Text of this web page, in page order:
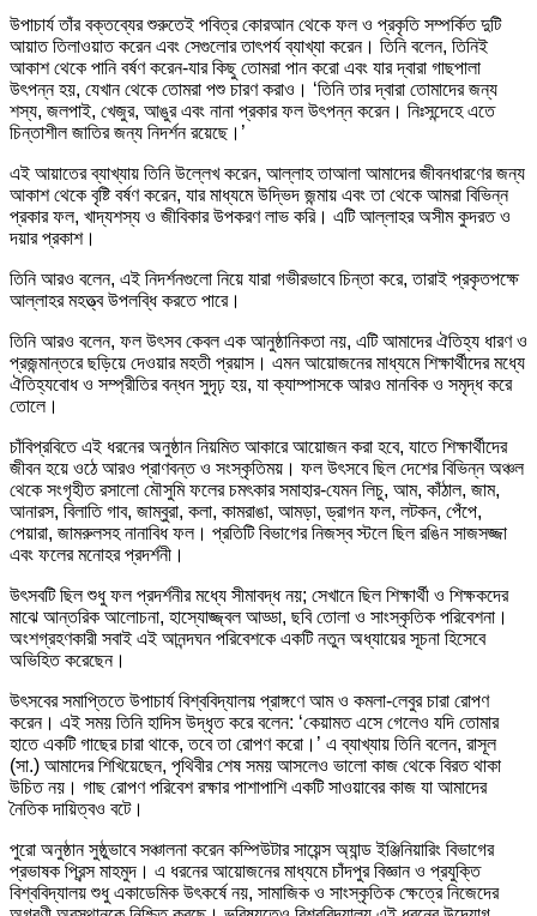
উপাচার্য তাঁর বক্তব্যের শুরুতেই পবিত্র কোরআন থেকে ফল ও প্রকৃতি সম্পর্কিত দুটি
আয়াত তিলাওয়াত করেন এবং সেগুলোর তাৎপর্য ব্যাখ্যা করেন। তিনি বলেন, তিনিই
আকাশ থেকে পানি বর্ষণ করেন-যার কিছু তোমরা পান করো এবং যার দ্বারা গাছপালা
উৎপন্ন হয়, যেখান থেকে তোমরা পশু চারণ করাও। ‘তিনি তার দ্বারা তোমাদের জন্য
শস্য, জলপাই, খেজুর, আঙুর এবং নানা প্রকার ফল উৎপন্ন করেন। নিঃসন্দেহে এতে
চিন্তাশীল জাতির জন্য নিদর্শন রয়েছে।’
এই আয়াতের ব্যাখ্যায় তিনি উল্লেখ করেন, আল্লাহ তাআলা আমাদের জীবনধারণের জন্য
আকাশ থেকে বৃষ্টি বর্ষণ করেন, যার মাধ্যমে উদ্ভিদ জন্মায় এবং তা থেকে আমরা বিভিন্ন
প্রকার ফল, খাদ্যশস্য ও জীবিকার উপকরণ লাভ করি। এটি আল্লাহর অসীম কুদরত ও
দয়ার প্রকাশ।
তিনি আরও বলেন, এই নিদর্শনগুলো নিয়ে যারা গভীরভাবে চিন্তা করে, তারাই প্রকৃতপক্ষে
আল্লাহর মহত্ত্ব উপলব্ধি করতে পারে।
তিনি আরও বলেন, ফল উৎসব কেবল এক আনুষ্ঠানিকতা নয়, এটি আমাদের ঐতিহ্য ধারণ ও
প্রজন্মান্তরে ছড়িয়ে দেওয়ার মহতী প্রয়াস। এমন আয়োজনের মাধ্যমে শিক্ষার্থীদের মধ্যে
ঐতিহ্যবোধ ও সম্প্রীতির বন্ধন সুদৃঢ় হয়, যা ক্যাম্পাসকে আরও মানবিক ও সমৃদ্ধ করে
তোলে।
চাঁবিপ্রবিতে এই ধরনের অনুষ্ঠান নিয়মিত আকারে আয়োজন করা হবে, যাতে শিক্ষার্থীদের
জীবন হয়ে ওঠে আরও প্রাণবন্ত ও সংস্কৃতিময়। ফল উৎসবে ছিল দেশের বিভিন্ন অঞ্চল
থেকে সংগৃহীত রসালো মৌসুমি ফলের চমৎকার সমাহার-যেমন লিচু, আম, কাঁঠাল, জাম,
আনারস, বিলাতি গাব, জাম্বুরা, কলা, কামরাঙা, আমড়া, ড্রাগন ফল, লটকন, পেঁপে,
পেয়ারা, জামরুলসহ নানাবিধ ফল। প্রতিটি বিভাগের নিজস্ব স্টলে ছিল রঙিন সাজসজ্জা
এবং ফলের মনোহর প্রদর্শনী।
উৎসবটি ছিল শুধু ফল প্রদর্শনীর মধ্যে সীমাবদ্ধ নয়; সেখানে ছিল শিক্ষার্থী ও শিক্ষকদের
মাঝে আন্তরিক আলোচনা, হাস্যোজ্জ্বল আড্ডা, ছবি তোলা ও সাংস্কৃতিক পরিবেশনা।
অংশগ্রহণকারী সবাই এই আনন্দঘন পরিবেশকে একটি নতুন অধ্যায়ের সূচনা হিসেবে
অভিহিত করেছেন।
উৎসবের সমাপ্তিতে উপাচার্য বিশ্ববিদ্যালয় প্রাঙ্গণে আম ও কমলা-লেবুর চারা রোপণ
করেন। এই সময় তিনি হাদিস উদ্ধৃত করে বলেন: ‘কেয়ামত এসে গেলেও যদি তোমার
হাতে একটি গাছের চারা থাকে, তবে তা রোপণ করো।’ এ ব্যাখ্যায় তিনি বলেন, রাসূল
(সা.) আমাদের শিখিয়েছেন, পৃথিবীর শেষ সময় আসলেও ভালো কাজ থেকে বিরত থাকা
উচিত নয়। গাছ রোপণ পরিবেশ রক্ষার পাশাপাশি একটি সাওয়াবের কাজ যা আমাদের
নৈতিক দায়িত্বও বটে।
পুরো অনুষ্ঠান সুষ্ঠুভাবে সঞ্চালনা করেন কম্পিউটার সায়েন্স অ্যান্ড ইঞ্জিনিয়ারিং বিভাগের
প্রভাষক প্রিন্স মাহমুদ। এ ধরনের আয়োজনের মাধ্যমে চাঁদপুর বিজ্ঞান ও প্রযুক্তি
বিশ্ববিদ্যালয় শুধু একাডেমিক উৎকর্ষে নয়, সামাজিক ও সাংস্কৃতিক ক্ষেত্রে নিজেদের